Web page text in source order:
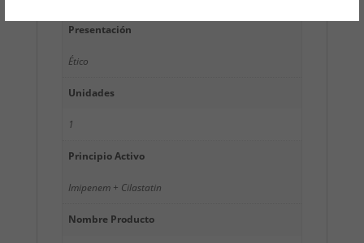
Presentación
Ético
Unidades
1
Principio Activo
Imipenem + Cilastatin
Nombre Producto